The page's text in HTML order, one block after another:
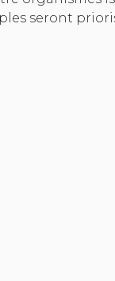
seront